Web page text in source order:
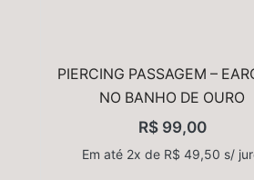
PIERCING PASSAGEM –
NO BANHO DE OURO
R$99,00
Em até 2x de R$ 49,50 s/